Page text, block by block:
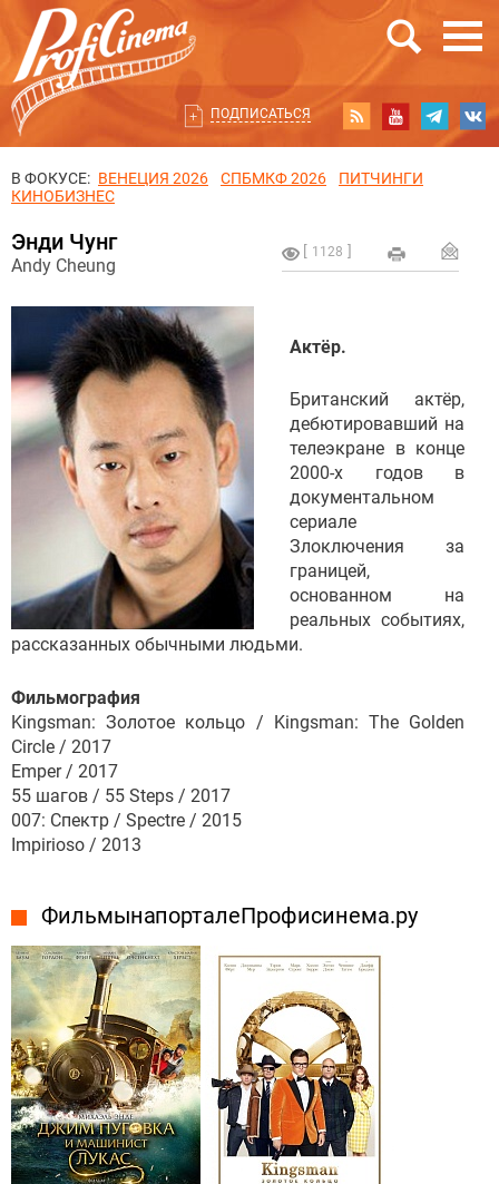
ПОДПИСАТЬСЯ
В ФОКУСЕ: ВЕНЕЦИЯ 2026 СПБМКФ 2026
ПИТЧИНГИ
КИНОБИЗНЕС
1128
Энди Чунг
Andy Cheung
Актёр.
Британский актёр,
дебютировавший на
телеэкране в конце
2000-х годов в
документальном
сериале
Злоключения за
границей,
основанном на
реальных событиях,
рассказанных обычными людьми.
Фильмография
Kingsman: Золотое кольцо / Kingsman: The Golden
Circle / 2017
Emper / 2017
55 шагов / 55 Steps / 2017
007: Спектр / Spectre / 2015
Impirioso / 2013
Фильмы на портале Профисинема.ру